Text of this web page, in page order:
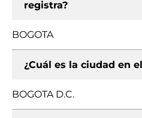
registra?
BOGOTA
¿Cuál es la ciudad en
BOGOTA D.C.